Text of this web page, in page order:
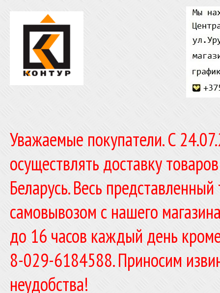
Уважаемые покупатели. C
осуществлять доставку
Беларусь. Весь
самовывозом с нашего
до 16 часов каждый день
8-029-6184588. Приносим
неудобства!